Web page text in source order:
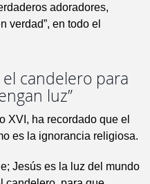
adoradores,
verdad”, en todo el
candelero para
luz”
XVI, ha recordado que el
es la ignorancia religiosa.
Jesús es la luz del mundo